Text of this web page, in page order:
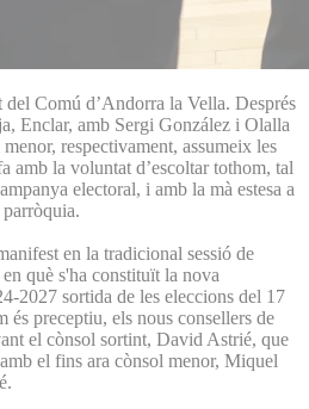
Comú d’Andorra la Vella. Després
Enclar, amb Sergi González i Olalla
respectivament, assumeix les
amb la voluntat d’escoltar tothom, tal
electoral, i amb la mà estesa a
en la tradicional sessió de
què s'ha constituït la nova
2027 sortida de les eleccions del 17
és preceptiu, els nous consellers de
el cònsol sortint, David Astrié, que
el fins ara cònsol menor, Miquel